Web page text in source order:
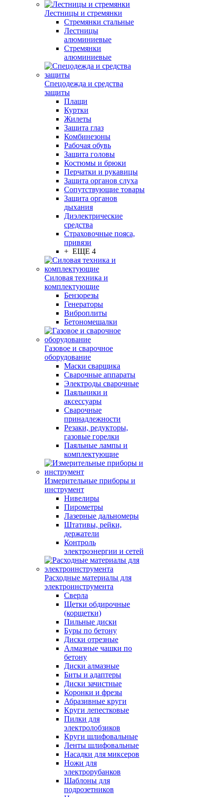
Лестницы и стремянки
Стремянки стальные
Лестницы
алюминиевые
Стремянки
алюминиевые
Спецодежда и средства
защиты
Плащи
Куртки
Жилеты
Защита глаз
Комбинезоны
Рабочая обувь
Защита головы
Костюмы и брюки
Перчатки и рукавицы
Защита органов слуха
Сопутствующие товары
Защита органов
дыхания
Диэлектрические
средства
Страховочные пояса,
привязи
+ ЕЩЕ 4
Силовая техника и
комплектующие
Бензорезы
Генераторы
Виброплиты
Бетономешалки
Газовое и сварочное
оборудование
Маски сварщика
Сварочные аппараты
Электроды сварочные
Паяльники и
аксессуары
Сварочные
принадлежности
Резаки, редукторы,
газовые горелки
Паяльные лампы и
комплектующие
Измерительные приборы и
инструмент
Нивелиры
Пирометры
Лазерные дальномеры
Штативы, рейки,
держатели
Контроль
электроэнергии и сетей
Расходные материалы для
электроинструмента
Сверла
Щетки обдирочные
(корщетки)
Пильные диски
Буры по бетону
Диски отрезные
Алмазные чашки по
бетону
Диски алмазные
Биты и адаптеры
Диски зачистные
Коронки и фрезы
Абразивные круги
Круги лепестковые
Пилки для
электролобзиков
Круги шлифовальные
Ленты шлифовальные
Насадки для миксеров
Ножи для
электрорубанков
Шаблоны для
подрозетников